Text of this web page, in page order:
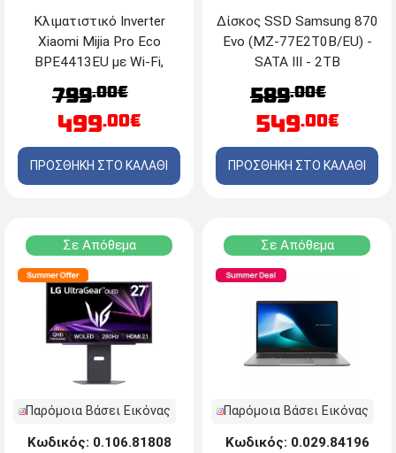
Κλιματιστικό Inverter
Xiaomi Mijia Pro Eco
BPE4413EU με Wi-Fi,
απόδοση 12000 Btu και
ενεργειακή κλάση
A+++/A+++
799.00€
499.00€
ΠΡΟΣΘΗΚΗ ΣΤΟ ΚΑΛΑΘΙ
Δίσκος SSD Samsung 870
Evo (MZ-77E2T0B/EU) -
SATA III - 2TB
589.00€
549.00€
ΠΡΟΣΘΗΚΗ ΣΤΟ ΚΑΛΑΘΙ
Σε Απόθεμα
Παρόμοια Βάσει Εικόνας
Κωδικός: 0.106.81808
Σε Απόθεμα
Παρόμοια Βάσει Εικόνας
Κωδικός: 0.029.84196